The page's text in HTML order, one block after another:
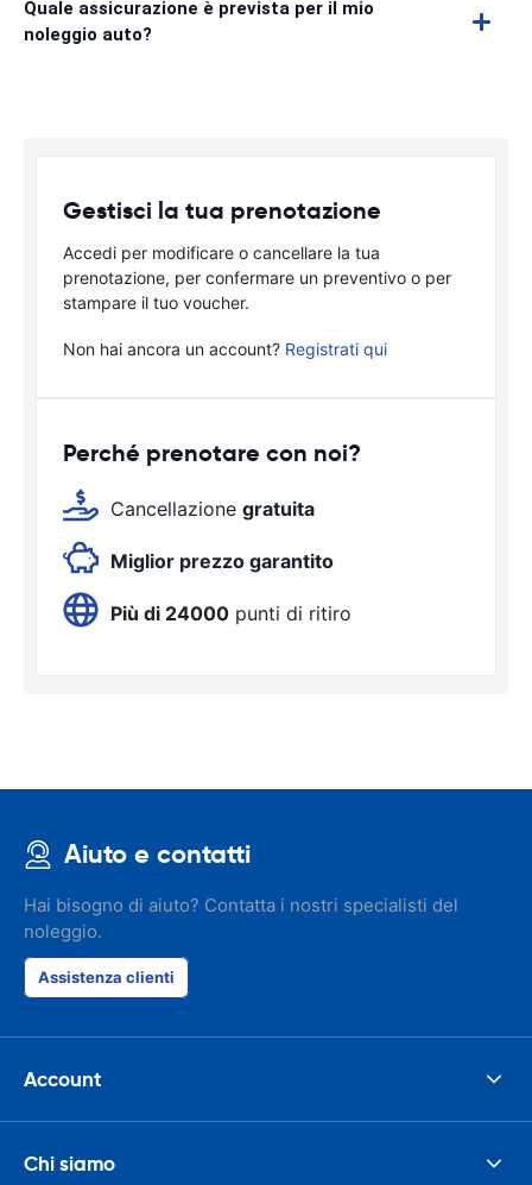
Quale assicurazione è prevista per il mio
noleggio auto?
Gestisci la tua prenotazione
Accedi per modificare o cancellare la tua
prenotazione, per confermare un preventivo o per
stampare il tuo voucher.
Non hai ancora un account? Registrati qui
Perché prenotare con noi?
Cancellazione gratuita
Miglior prezzo garantito
Più di 24000 punti di ritiro
Aiuto e contatti
Hai bisogno di aiuto? Contatta i nostri specialisti del
noleggio.
Assistenza clienti
Account
Chi siamo